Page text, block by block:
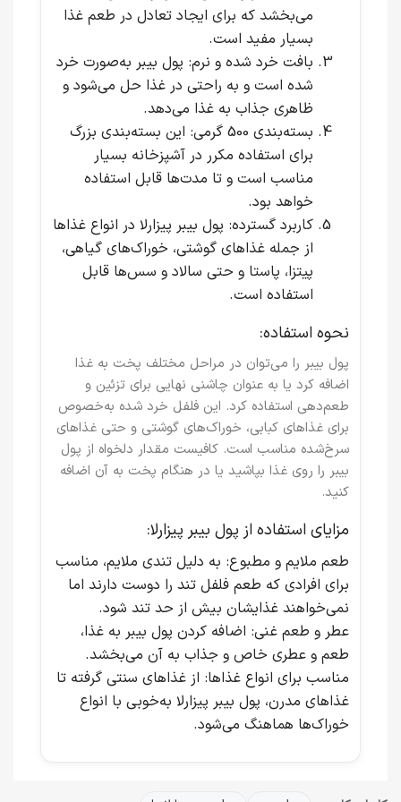
می‌بخشد که برای ایجاد تعادل در طعم غذا
بسیار مفید است.
بافت خرد شده و نرم: پول بیبر به‌صورت خرد
شده است و به راحتی در غذا حل می‌شود و
ظاهری جذاب به غذا می‌دهد.
بسته‌بندی 500 گرمی
: این بسته‌بندی بزرگ
برای استفاده مکرر در آشپزخانه بسیار
مناسب است و تا مدت‌ها قابل استفاده
خواهد بود.
کاربرد گسترده: پول بیبر پیزارلا در انواع غذاها
از جمله غذاهای گوشتی، خوراک‌های گیاهی،
پیتزا، پاستا و حتی سالاد و سس‌ها قابل
استفاده است.
نحوه استفاده:
پول بیبر را می‌توان در مراحل مختلف پخت به غذا
اضافه کرد یا به عنوان چاشنی نهایی برای تزئین و
طعم‌دهی استفاده کرد. این فلفل خرد شده به‌خصوص
برای غذاهای کبابی، خوراک‌های گوشتی و حتی غذاهای
سرخ‌شده مناسب است. کافیست مقدار دلخواه از پول
بیبر را روی غذا بپاشید یا در هنگام پخت به آن اضافه
کنید.
مزایای استفاده از پول بیبر پیزارلا:
طعم ملایم و مطبوع: به دلیل تندی ملایم، مناسب
برای افرادی که طعم فلفل تند را دوست دارند اما
نمی‌خواهند غذایشان بیش از حد تند شود.
عطر و طعم غنی: اضافه کردن پول بیبر به غذا،
طعم و عطری خاص و جذاب به آن می‌بخشد.
مناسب برای انواع غذاها: از غذاهای سنتی گرفته تا
غذاهای مدرن، پول بیبر پیزارلا به‌خوبی با انواع
خوراک‌ها هماهنگ می‌شود.